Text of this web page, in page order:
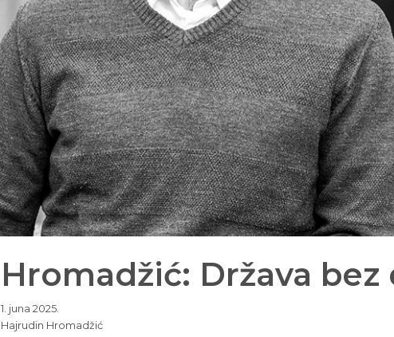
Hromadžić: Država bez
1. juna 2025.
Hajrudin Hromadžić